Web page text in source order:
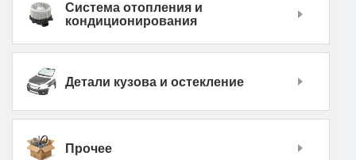
Система отопления и
кондиционирования
Детали кузова и остекление
Прочее